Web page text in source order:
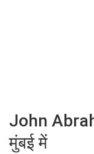
John
मुंबई में